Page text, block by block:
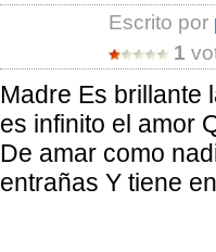
Escrito por
1
Madre Es brillante
es infinito el amor
De amar como
entrañas Y tiene